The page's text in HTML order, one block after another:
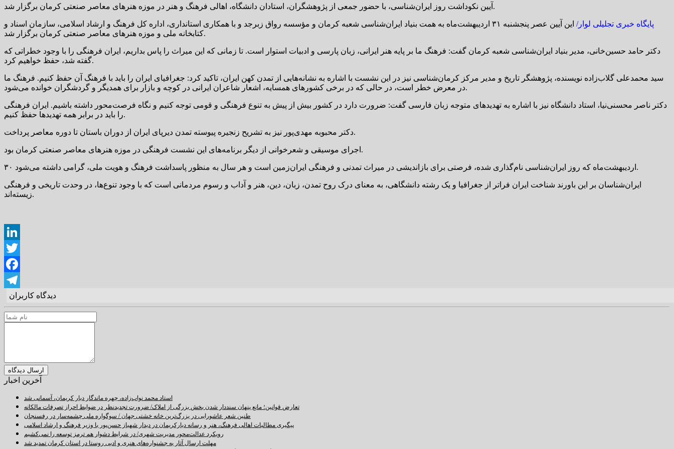
آیین نکوداشت روز ایران‌شناسی، با حضور جمعی از پژوهشگران، استادان دانشگاه، اهالی فرهنگ و هنر در موزه هنرهای معاصر صنعتی کرمان برگزار شد.
پایگاه خبری تجلیلی لوار/
این آیین عصر پنجشنبه ۳۱ اردیبهشت‌ماه به همت بنیاد ایران‌شناسی شعبه کرمان و مؤسسه رواق زبرجد و با همکاری استانداری، اداره کل فرهنگ و ارشاد اسلامی، سازمان اسناد و
کتابخانه ملی و موزه هنرهای معاصر صنعتی کرمان برگزار شد.
دکتر حامد حسین‌خانی، مدیر بنیاد ایران‌شناسی شعبه کرمان گفت: فرهنگ ما بر پایه هنر ایرانی، زبان پارسی و ادبیات استوار است. تا زمانی که این میراث را پاس بداریم، ایران فرهنگی را با وجود خطراتی که
گفته شد، حفظ خواهیم کرد.
سید محمدعلی گلاب‌زاده نویسنده، پژوهشگر تاریخ و مدیر مرکز کرمان‌شناسی نیز در این نشست با اشاره به نشانه‌هایی از تمدن کهن ایران، تاکید کرد: جغرافیای ایران را باید با فرهنگ آن حفظ کنیم. فرهنگ ما
در معرض خطر است، در حالی که در برخی کشورهای همسایه، اشعار شاعران ایرانی در کوچه و بازار برای همدیگر و گردشگران خوانده می‌شود.
دکتر ناصر محسنی‌نیا، استاد دانشگاه نیز با اشاره به تهدیدهای متوجه زبان فارسی گفت: ضرورت دارد در کشور بیش از پیش به تنوع فرهنگی و قومی توجه کنیم و نگاه فرصت‌محور داشته باشیم. ایران فرهنگی
را باید در برابر همه تهدیدها حفظ کنیم.
دکتر محبوبه مهدی‌پور نیز به تشریح زنجیره پیوسته تمدن دیرپای ایران از دوران باستان تا دوره معاصر پرداخت.
اجرای موسیقی و شعرخوانی از دیگر برنامه‌های این نشست فرهنگی در موزه هنرهای معاصر صنعتی کرمان بود.
۳۰ اردیبهشت‌ماه که روز ایران‌شناسی نام‌گذاری شده، فرصتی برای بازاندیشی در میراث تمدنی و فرهنگی ایران‌زمین است و هر سال به منظور پاسداشت فرهنگ و هویت ملی، گرامی داشته می‌شود.
ایران‌شناسان بر این باورند شناخت ایران فراتر از جغرافیا و یک رشته دانشگاهی، به معنای درک روح تمدن، زبان، دین، هنر و آداب و رسوم مردمانی است که با وجود تنوع‌ها، در وحدت تاریخی و فرهنگی
زیسته‌اند.
LinkedIn
Twitter
Facebook
Telegram
دیدگاه کاربران
آخرین اخبار
استاد محمد نواب‌زاده، چهره ماندگار دیار کریمان، آسمانی شد
تعارض قوانین؛ مانع پنهان سنددار شدن بخش بزرگی از املاک/ ضرورت تجدیدنظر در ضوابط احراز تصرفات مالکانه
طنین شعر عاشورایی در بزرگ‌ترین خانه خشتی جهان / سوگواره ملی چشمه‌سار در رفسنجان
پیگیری مطالبات اهالی فرهنگ، هنر و رسانه دیارکریمان در دیدار شهباز حسن‌پور با وزیر فرهنگ و ارشاد اسلامی
رویکرد عدالت‌محور مدیریت شهری/ در شرایط دشوار هم ترمز توسعه را نمی‌کشیم
مهلت ارسال آثار به جشنواره‌های هنری و ادبی روستا در استان کرمان تمدید شد